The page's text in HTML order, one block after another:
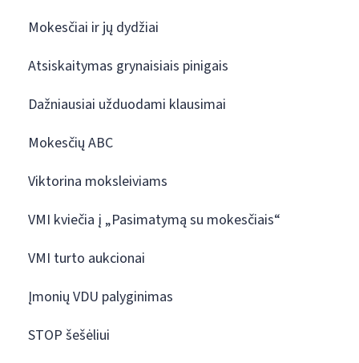
Mokesčiai ir jų dydžiai
Atsiskaitymas grynaisiais pinigais
Dažniausiai užduodami klausimai
Mokesčių ABC
Viktorina moksleiviams
VMI kviečia į „Pasimatymą su mokesčiais“
VMI turto aukcionai
Įmonių VDU palyginimas
STOP šešėliui